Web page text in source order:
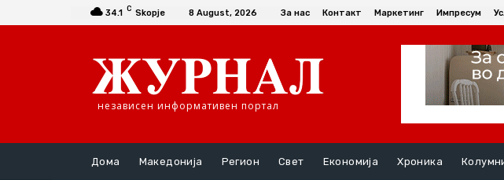
34.1 C Skopje 8 August, 2026 За нас Контакт Маркетинг Импресум
независен информативен портал
Дома Македонија Регион Свет Економија Хроника